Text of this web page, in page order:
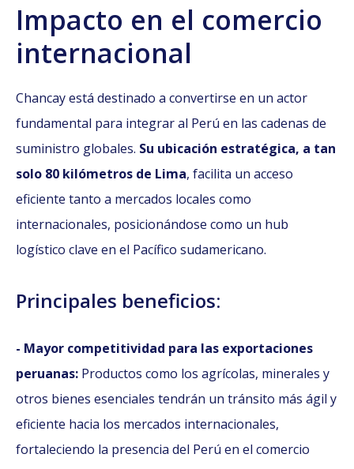
Impacto en el comercio
internacional
Chancay está destinado a convertirse en un actor
fundamental para integrar al Perú en las cadenas de
suministro globales. Su ubicación estratégica, a tan
solo 80 kilómetros de Lima, facilita un acceso
eficiente tanto a mercados locales como
internacionales, posicionándose como un hub
logístico clave en el Pacífico sudamericano.
Principales beneficios:
- Mayor competitividad para las exportaciones
peruanas: Productos como los agrícolas, minerales y
otros bienes esenciales tendrán un tránsito más ágil y
eficiente hacia los mercados internacionales,
fortaleciendo la presencia del Perú en el comercio